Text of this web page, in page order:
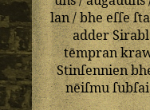
lan/bhe eſſe
adder
tēmpran
Stinſennien
nēiſmuſubſai